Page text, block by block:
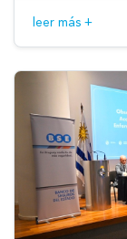
leer más +